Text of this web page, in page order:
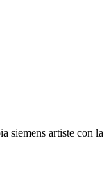
siemens artiste con la